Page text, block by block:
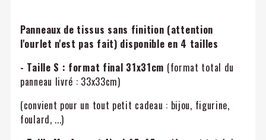
Panneaux de tissus sans finition (attention
l'ourlet n'est pas fait) disponible en 4 tailles
- Taille S : format final 31x31cm (format total du
panneau livré : 33x33cm)
(convient pour un tout petit cadeau : bijou, figurine,
foulard, ...)